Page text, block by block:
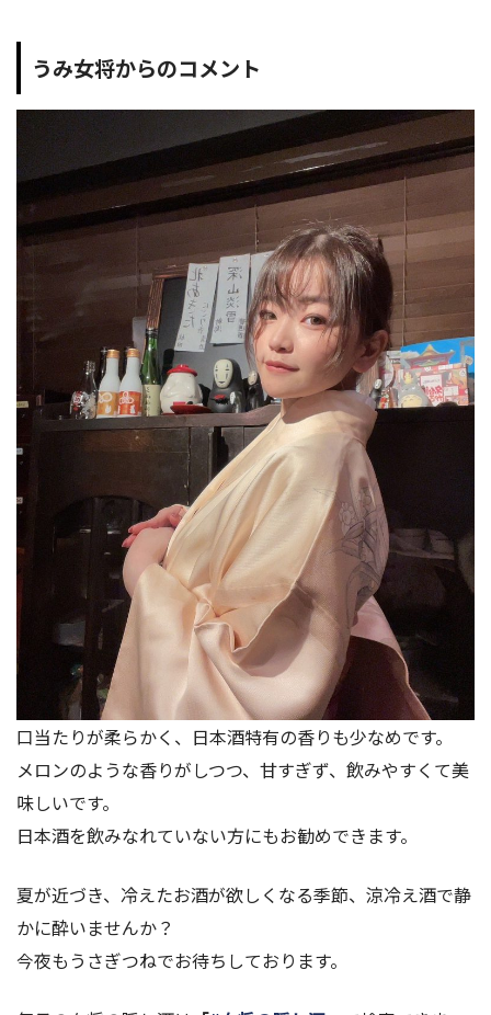
うみ女将からのコメント
口当たりが柔らかく、日本酒特有の香りも少なめです。
メロンのような香りがしつつ、甘すぎず、飲みやすくて美
味しいです。
日本酒を飲みなれていない方にもお勧めできます。
夏が近づき、冷えたお酒が欲しくなる季節、涼冷え酒で静
かに酔いませんか？
今夜もうさぎつねでお待ちしております。